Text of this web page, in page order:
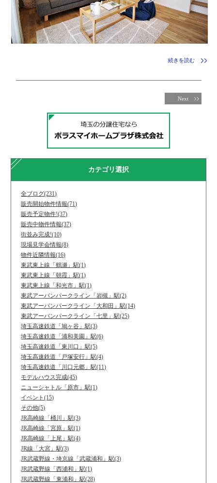
続きを読む
Next
カテゴリ選択
全ブログ(231)
販売開始物件情報(71)
販売予定物件!(37)
販売中物件情報(37)
街並み完成!(10)
現場見学会情報(8)
物件近隣情報(16)
東武東上線「鶴瀬」駅(1)
東武東上線「朝霞」駅(1)
東武東上線「和光市」駅(1)
東武アーバンパークライン「岩槻」駅(2)
東武アーバンパークライン「大和田」駅(14)
東武アーバンパークライン「七里」駅(25)
埼玉高速鉄道「鳩ヶ谷」駅(3)
埼玉高速鉄道「浦和美園」駅(6)
埼玉高速鉄道「東川口」駅(5)
埼玉高速鉄道「戸塚安行」駅(4)
埼玉高速鉄道「川口元郷」駅(11)
モデルハウス完成(45)
ニューシャトル「原市」駅(1)
イベント(15)
その他(5)
JR高崎線「桶川」駅(3)
JR高崎線「宮原」駅(1)
JR高崎線「上尾」駅(4)
JR線「大宮」駅(3)
JR武蔵野線・埼京線「武蔵浦和」駅(3)
JR武蔵野線「西浦和」駅(1)
JR武蔵野線「東浦和」駅(28)